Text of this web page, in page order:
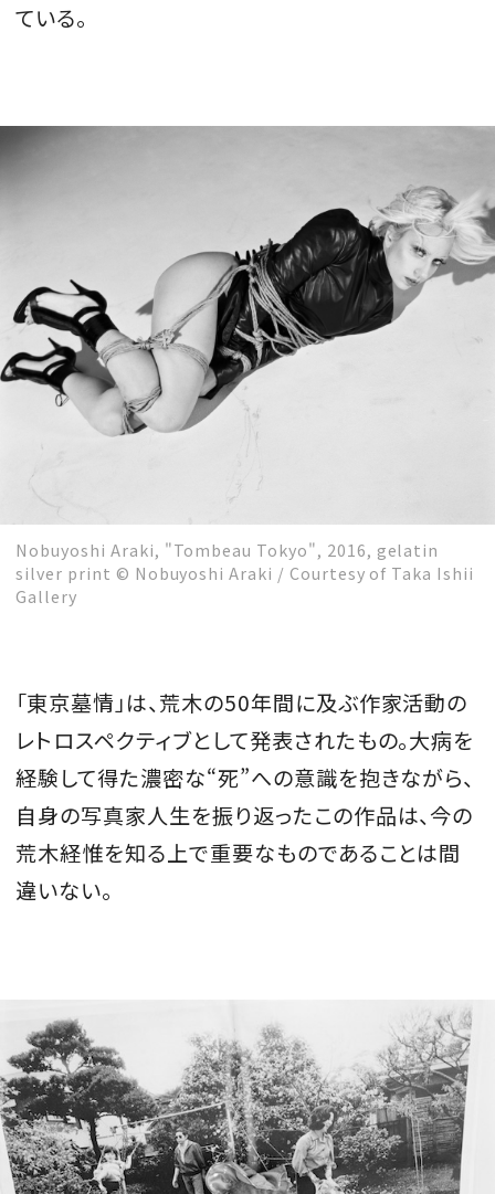
MAGAZINE
SPUR 2026 JULY
2026年9月号
2026-07-23発売
最新号を試し読み
ている。
Nobuyoshi Araki, "Tombeau Tokyo", 2016, gelatin
silver print © Nobuyoshi Araki / Courtesy of Taka Ishii
Gallery
「東京墓情」は、荒木の50年間に及ぶ作家活動の
レトロスペクティブとして発表されたもの。大病を
経験して得た濃密な“死”への意識を抱きながら、
自身の写真家人生を振り返ったこの作品は、今の
荒木経惟を知る上で重要なものであることは間
違いない。